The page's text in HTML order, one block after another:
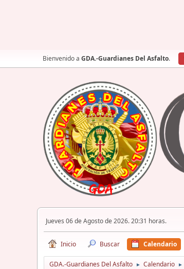
Bienvenido a GDA.-Guardianes Del Asfalto.
Jueves 06 de Agosto de 2026. 20:31 horas.
Inicio Buscar Calendario
GDA.-Guardianes Del Asfalto ► Calendario ►